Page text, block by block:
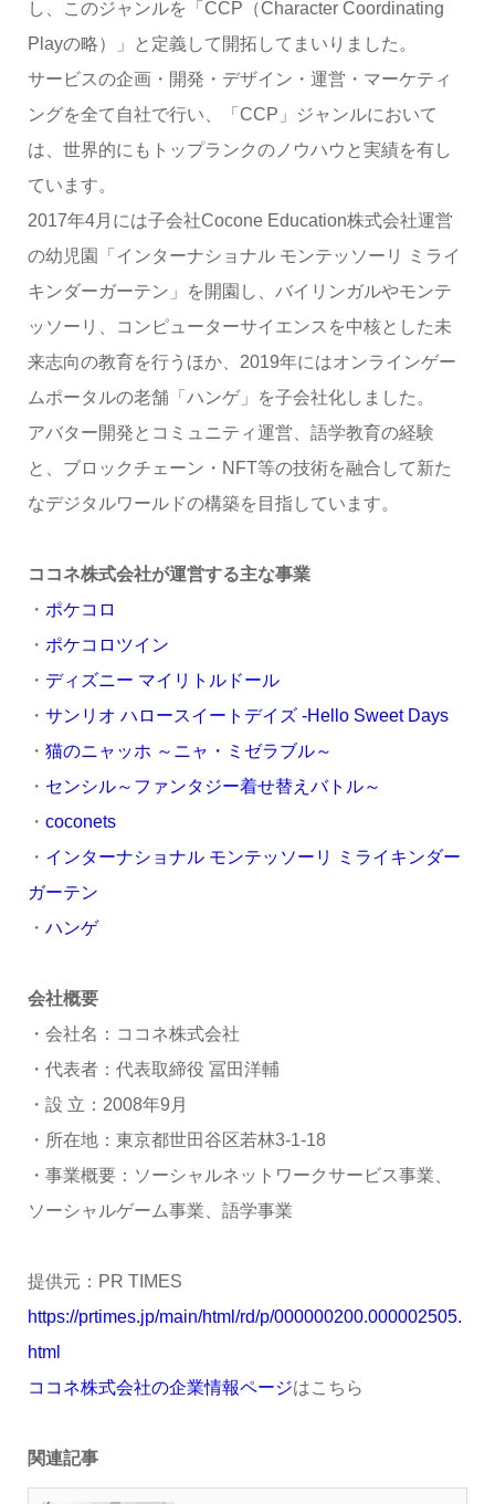
し、このジャンルを「CCP（Character Coordinating
Playの略）」と定義して開拓してまいりました。
サービスの企画・開発・デザイン・運営・マーケティ
ングを全て自社で行い、「CCP」ジャンルにおいて
は、世界的にもトップランクのノウハウと実績を有し
ています。
2017年4月には子会社Cocone Education株式会社運営
の幼児園「インターナショナル モンテッソーリ ミライ
キンダーガーテン」を開園し、バイリンガルやモンテ
ッソーリ、コンピューターサイエンスを中核とした未
来志向の教育を行うほか、2019年にはオンラインゲー
ムポータルの老舗「ハンゲ」を子会社化しました。
アバター開発とコミュニティ運営、語学教育の経験
と、ブロックチェーン・NFT等の技術を融合して新た
なデジタルワールドの構築を目指しています。
ココネ株式会社が運営する主な事業
・ ポケコロ
・ ポケコロツイン
・ ディズニー マイリトルドール
・ サンリオ ハロースイートデイズ -Hello Sweet Days
・ 猫のニャッホ ～ニャ・ミゼラブル～
・ センシル～ファンタジー着せ替えバトル～
・ coconets
・ インターナショナル モンテッソーリ ミライキンダー
ガーテン
・ ハンゲ
会社概要
・会社名：ココネ株式会社
・代表者：代表取締役 冨田洋輔
・設 立：2008年9月
・所在地：東京都世田谷区若林3-1-18
・事業概要：ソーシャルネットワークサービス事業、
ソーシャルゲーム事業、語学事業
提供元：PR TIMES
https://prtimes.jp/main/html/rd/p/000000200.000002505.
html
ココネ株式会社の企業情報ページはこちら
関連記事